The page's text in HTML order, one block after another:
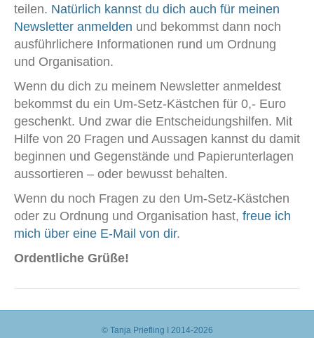
teilen. Natürlich kannst du dich auch für meinen
Newsletter anmelden und bekommst dann noch
ausführlichere Informationen rund um Ordnung
und Organisation.
Wenn du dich zu meinem Newsletter anmeldest
bekommst du ein Um-Setz-Kästchen für 0,- Euro
geschenkt. Und zwar die Entscheidungshilfen. Mit
Hilfe von 20 Fragen und Aussagen kannst du damit
beginnen und Gegenstände und Papierunterlagen
aussortieren – oder bewusst behalten.
Wenn du noch Fragen zu den Um-Setz-Kästchen
oder zu Ordnung und Organisation hast, freue ich
mich über eine E-Mail von dir.
Ordentliche Grüße!
© Tanja Priefling I 2014-2026